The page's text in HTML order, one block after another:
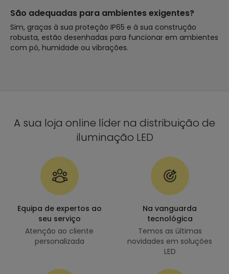
São adequadas para ambientes exigentes?
Sim, graças à sua proteção IP65 e à sua construção
robusta, estão desenhadas para funcionar em ambientes
com pó, humidade ou vibrações.
A sua loja online líder na distribuição de
iluminação LED
Equipa de expertos ao
seu serviço
Atenção ao cliente
personalizada
Na vanguarda
tecnológica
Temos as últimas
novidades em soluções
LED